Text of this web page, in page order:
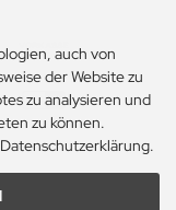
auch von
der Website zu
zu analysieren und
zu können.